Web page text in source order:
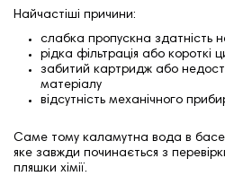
Найчастіші причини:
слабка пропускна здатність
рідка фільтрація або короткі
забитий картридж або
матеріалу
відсутність механічного
Саме тому каламутна вода в
яке завжди починається з
пляшки хімії.